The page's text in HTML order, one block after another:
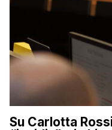
Su Carlotta